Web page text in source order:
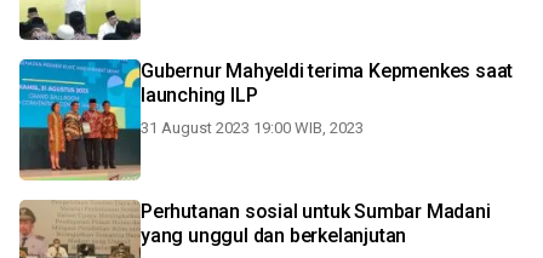
Gubernur Mahyeldi terima Kepmenkes saat
launching ILP
31 August 2023 19:00 WIB, 2023
Perhutanan sosial untuk Sumbar Madani
yang unggul dan berkelanjutan